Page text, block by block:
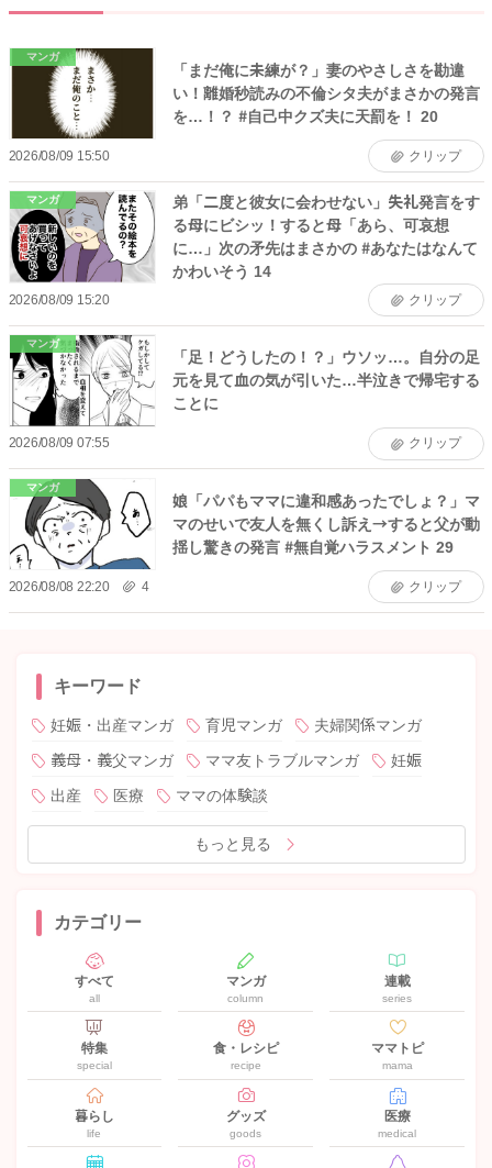
マンガ
「まだ俺に未練が？」妻のやさしさを勘違
い！離婚秒読みの不倫シタ夫がまさかの発言
を…！？ #自己中クズ夫に天罰を！ 20
2026/08/09 15:50 クリップ
マンガ
弟「二度と彼女に会わせない」失礼発言をす
る母にビシッ！すると母「あら、可哀想
に…」次の矛先はまさかの #あなたはなんて
かわいそう 14
2026/08/09 15:20 クリップ
マンガ
「足！どうしたの！？」ウソッ…。自分の足
元を見て血の気が引いた…半泣きで帰宅する
ことに
2026/08/09 07:55 クリップ
マンガ
娘「パパもママに違和感あったでしょ？」マ
マのせいで友人を無くし訴え→すると父が動
揺し驚きの発言 #無自覚ハラスメント 29
2026/08/08 22:20 4 クリップ
キーワード
妊娠・出産マンガ 育児マンガ
夫婦関係マンガ
義母・義父マンガ
ママ友トラブルマンガ
妊娠
出産
医療 ママの体験談
もっと見る
カテゴリー
すべて
all
マンガ
column
連載
series
特集
special
食・レシピ
recipe
ママトピ
mama
暮らし
life
グッズ
goods
医療
medical